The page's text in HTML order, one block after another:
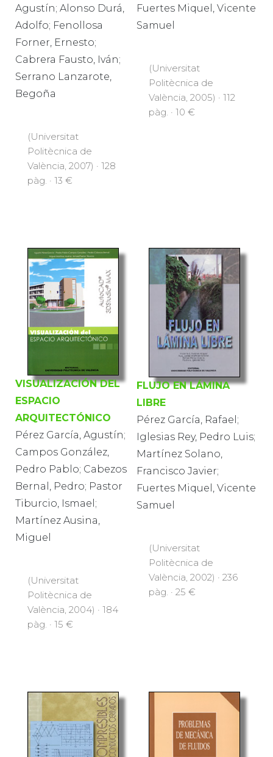
Agustín; Alonso Durá,
Adolfo; Fenollosa
Forner, Ernesto;
Cabrera Fausto, Iván;
Serrano Lanzarote,
Begoña
(Universitat
Politècnica de
València, 2007) · 128
pàg. · 13 €
Fuertes Miquel, Vicente
Samuel
(Universitat
Politècnica de
València, 2005) · 112
pàg. · 10 €
VISUALIZACIÓN DEL
ESPACIO
ARQUITECTÓNICO
Pérez García, Agustín;
Campos González,
Pedro Pablo; Cabezos
Bernal, Pedro; Pastor
Tiburcio, Ismael;
Martínez Ausina,
Miguel
(Universitat
Politècnica de
València, 2004) · 184
pàg. · 15 €
FLUJO EN LÁMINA
LIBRE
Pérez García, Rafael;
Iglesias Rey, Pedro Luis;
Martínez Solano,
Francisco Javier;
Fuertes Miquel, Vicente
Samuel
(Universitat
Politècnica de
València, 2002) · 236
pàg. · 25 €